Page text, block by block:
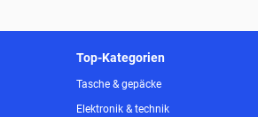
Top-Kategorien
Tasche & gepäcke
Elektronik & technik